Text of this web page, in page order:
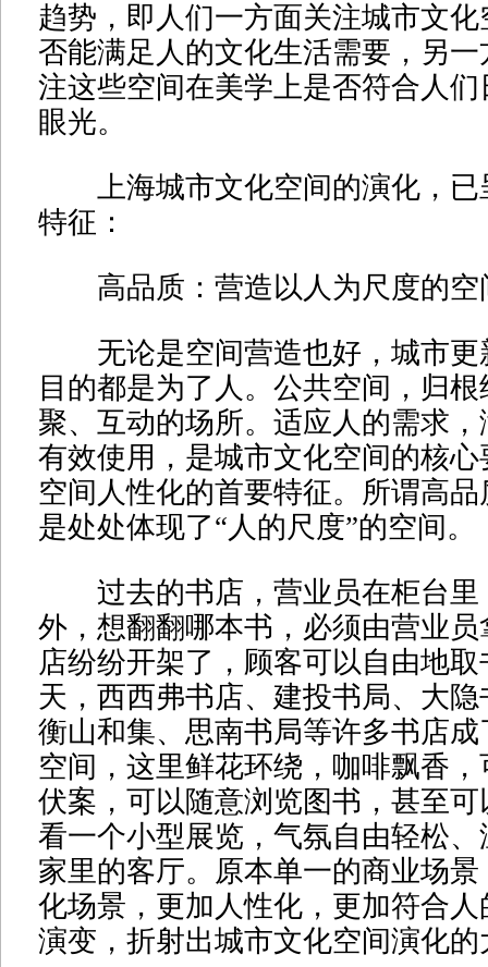
趋势，即人们一方面关注城市文
否能满足人的文化生活需要，另
注这些空间在美学上是否符合人
眼光。
上海城市文化空间的演化，已
特征：
高品质：营造以人为尺度的空
无论是空间营造也好，城市更
目的都是为了人。公共空间，归
聚、互动的场所。适应人的需求
有效使用，是城市文化空间的核
空间人性化的首要特征。所谓高
是处处体现了“人的尺度”的空间。
过去的书店，营业员在柜台里
外，想翻翻哪本书，必须由营业
店纷纷开架了，顾客可以自由地
天，西西弗书店、建投书局、大
衡山和集、思南书局等许多书店
空间，这里鲜花环绕，咖啡飘香
伏案，可以随意浏览图书，甚至
看一个小型展览，气氛自由轻松
家里的客厅。原本单一的商业场
化场景，更加人性化，更加符合
演变，折射出城市文化空间演化的